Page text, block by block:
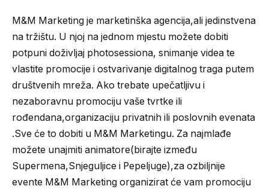
M&M Marketing je marketinška agencija,ali jedinstvena
na tržištu. U njoj na jednom mjestu možete dobiti
potpuni doživljaj photosessiona, snimanje videa te
vlastite promocije i ostvarivanje digitalnog traga putem
društvenih mreža. Ako trebate upečatljivu i
nezaboravnu promociju vaše tvrtke ili
rođendana,organizaciju privatnih ili poslovnih evenata
.Sve će to dobiti u M&M Marketingu. Za najmlađe
možete unajmiti animatore(birajte između
Supermena,Snjeguljice i Pepeljuge),za ozbiljnije
evente M&M Marketing organizirat će vam promociju